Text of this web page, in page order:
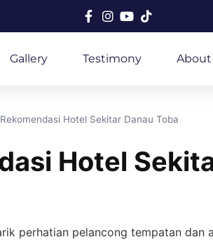
Gallery Testimony About
Rekomendasi Hotel Sekitar Danau Toba
Hotel
perhatian pelancong tempatan dan